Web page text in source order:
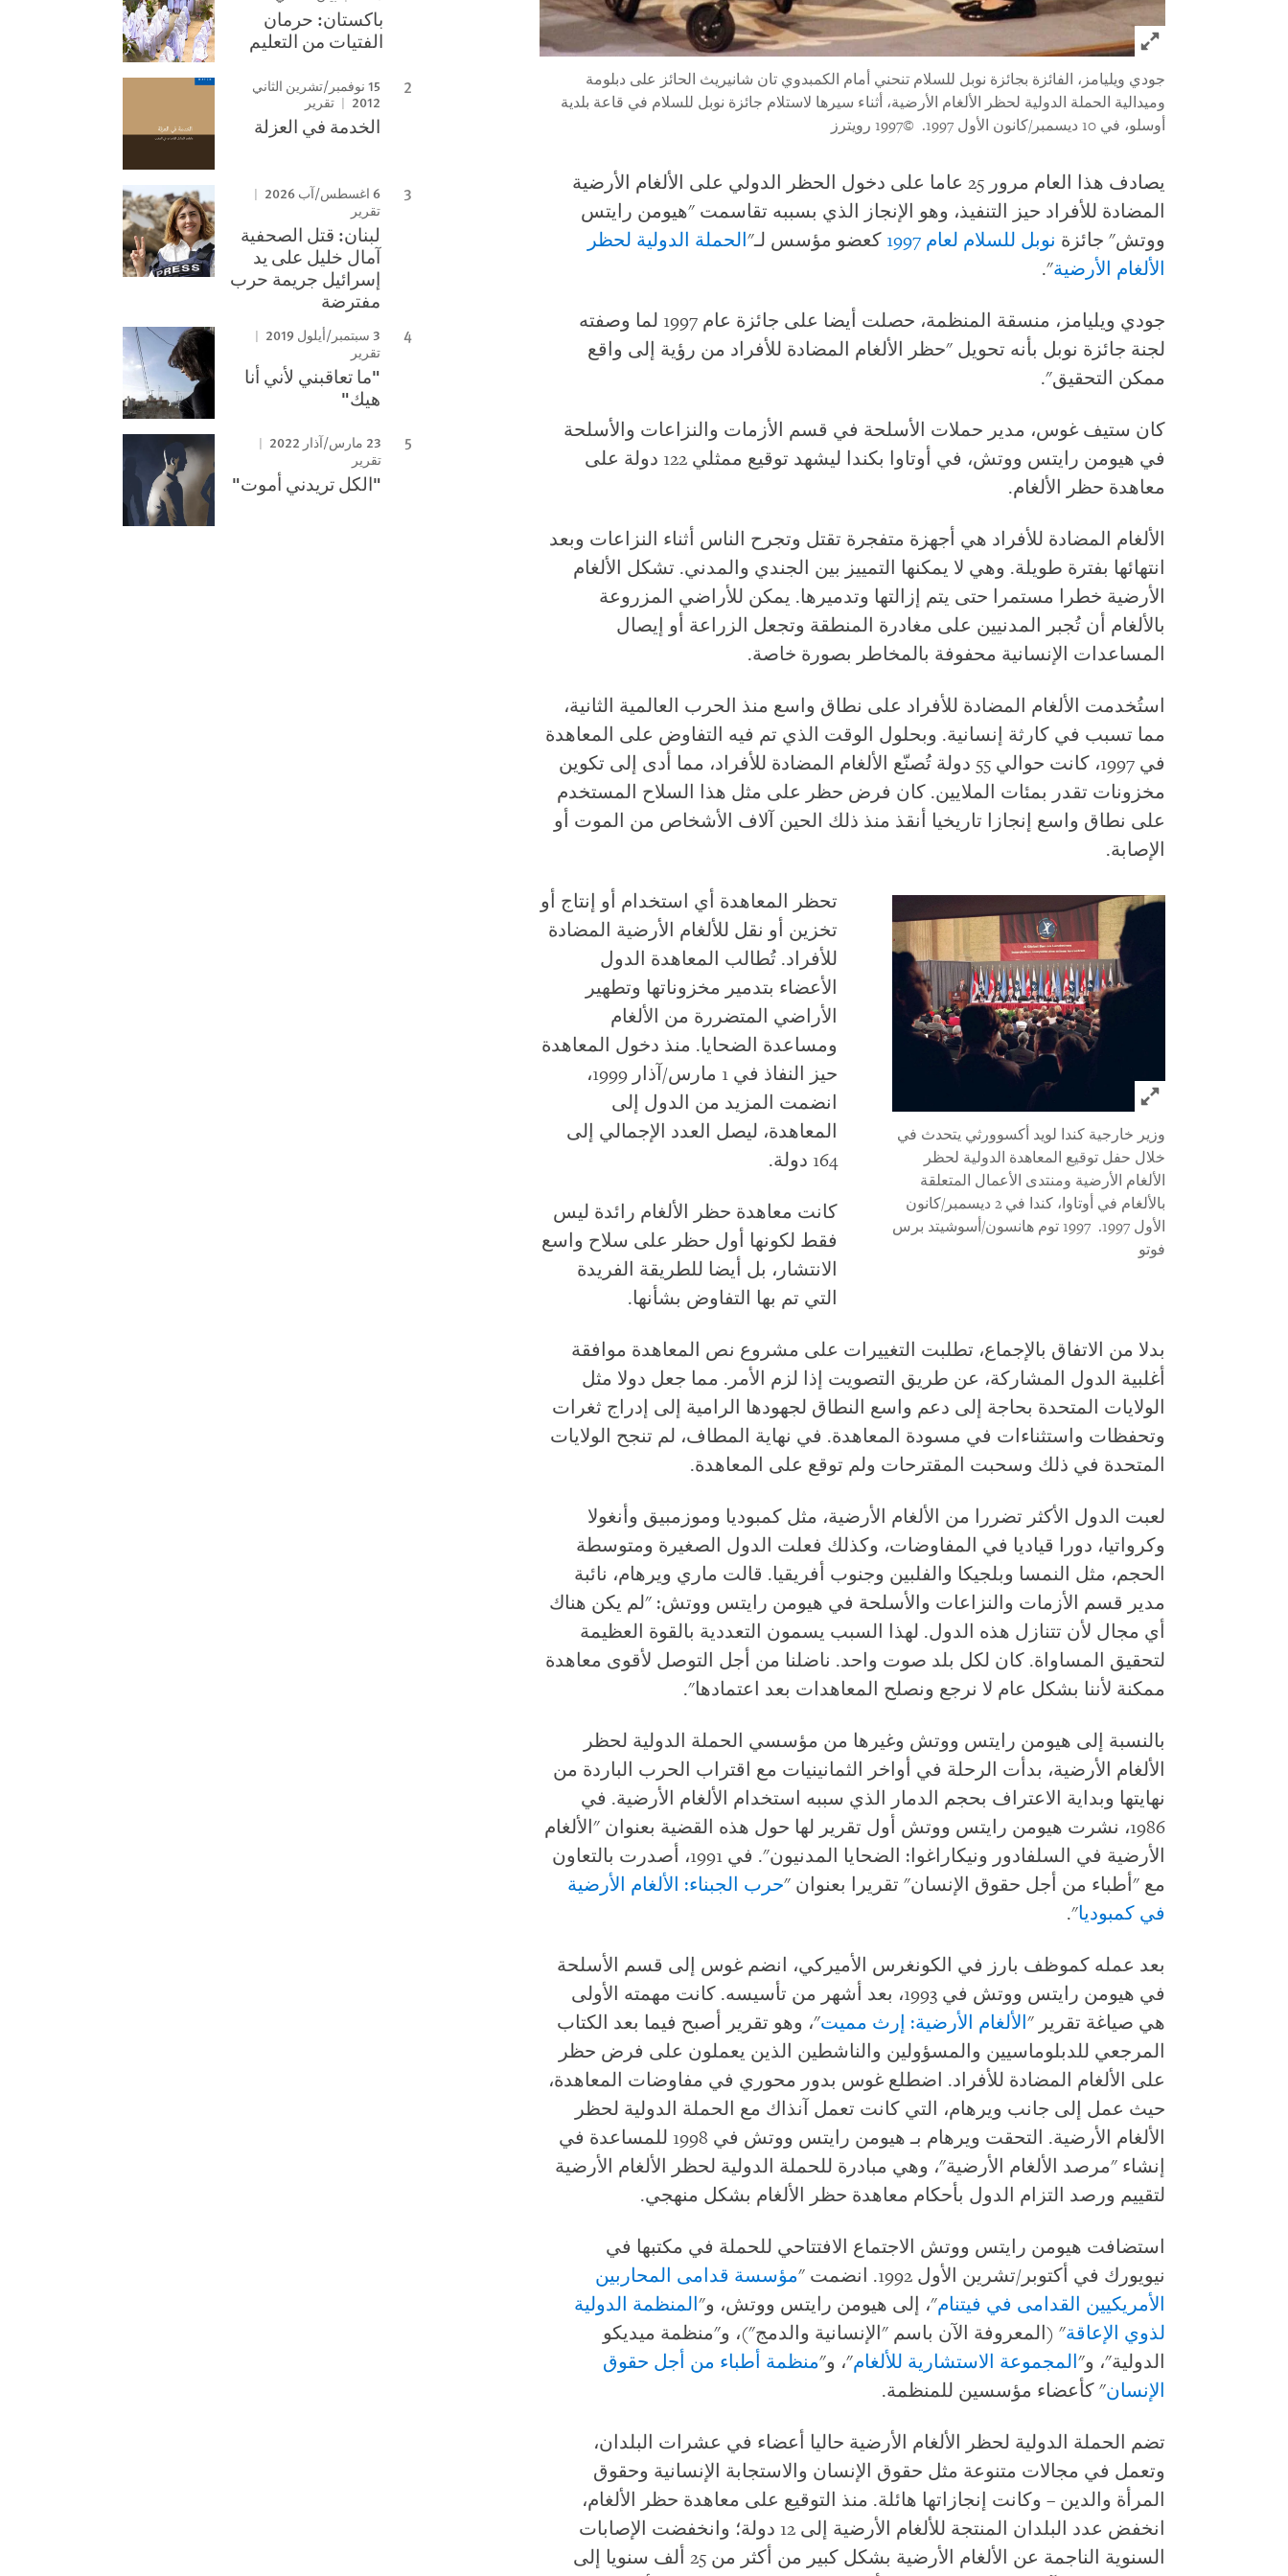
Click to expand Image
جودي ويليامز، الفائزة بجائزة نوبل للسلام تنحني أمام الكمبدوي تان شانيريث الحائز على دبلومة
وميدالية الحملة الدولية لحظر الألغام الأرضية، أثناء سيرها لاستلام جائزة نوبل للسلام في قاعة بلدية
أوسلو، في 10 ديسمبر/كانون الأول 1997.
©1997 رويترز
يصادف هذا العام مرور 25 عاما على دخول الحظر الدولي على الألغام الأرضية
المضادة للأفراد حيز التنفيذ، وهو الإنجاز الذي بسببه تقاسمت "هيومن رايتس
ووتش" جائزة نوبل للسلام لعام 1997 كعضو مؤسس لـ"الحملة الدولية لحظر
الألغام الأرضية".
جودي ويليامز، منسقة المنظمة، حصلت أيضا على جائزة عام 1997 لما وصفته
لجنة جائزة نوبل بأنه تحويل "حظر الألغام المضادة للأفراد من رؤية إلى واقع
ممكن التحقيق".
كان ستيف غوس، مدير حملات الأسلحة في قسم الأزمات والنزاعات والأسلحة
في هيومن رايتس ووتش، في أوتاوا بكندا ليشهد توقيع ممثلي 122 دولة على
معاهدة حظر الألغام.
الألغام المضادة للأفراد هي أجهزة متفجرة تقتل وتجرح الناس أثناء النزاعات وبعد
انتهائها بفترة طويلة. وهي لا يمكنها التمييز بين الجندي والمدني. تشكل الألغام
الأرضية خطرا مستمرا حتى يتم إزالتها وتدميرها. يمكن للأراضي المزروعة
بالألغام أن تُجبر المدنيين على مغادرة المنطقة وتجعل الزراعة أو إيصال
المساعدات الإنسانية محفوفة بالمخاطر بصورة خاصة.
استُخدمت الألغام المضادة للأفراد على نطاق واسع منذ الحرب العالمية الثانية،
مما تسبب في كارثة إنسانية. وبحلول الوقت الذي تم فيه التفاوض على المعاهدة
في 1997، كانت حوالي 55 دولة تُصنّع الألغام المضادة للأفراد، مما أدى إلى تكوين
مخزونات تقدر بمئات الملايين. كان فرض حظر على مثل هذا السلاح المستخدم
على نطاق واسع إنجازا تاريخيا أنقذ منذ ذلك الحين آلاف الأشخاص من الموت أو
الإصابة.
Click to expand Image
وزير خارجية كندا لويد أكسوورثي يتحدث في
خلال حفل توقيع المعاهدة الدولية لحظر
الألغام الأرضية ومنتدى الأعمال المتعلقة
بالألغام في أوتاوا، كندا في 2 ديسمبر/كانون
الأول 1997.
1997 توم هانسون/أسوشيتد برس
فوتو
تحظر المعاهدة أي استخدام أو إنتاج أو
تخزين أو نقل للألغام الأرضية المضادة
للأفراد. تُطالب المعاهدة الدول
الأعضاء بتدمير مخزوناتها وتطهير
الأراضي المتضررة من الألغام
ومساعدة الضحايا. منذ دخول المعاهدة
حيز النفاذ في 1 مارس/آذار 1999،
انضمت المزيد من الدول إلى
المعاهدة، ليصل العدد الإجمالي إلى
164 دولة.
كانت معاهدة حظر الألغام رائدة ليس
فقط لكونها أول حظر على سلاح واسع
الانتشار، بل أيضا للطريقة الفريدة
التي تم بها التفاوض بشأنها.
بدلا من الاتفاق بالإجماع، تطلبت التغييرات على مشروع نص المعاهدة موافقة
أغلبية الدول المشاركة، عن طريق التصويت إذا لزم الأمر. مما جعل دولا مثل
الولايات المتحدة بحاجة إلى دعم واسع النطاق لجهودها الرامية إلى إدراج ثغرات
وتحفظات واستثناءات في مسودة المعاهدة. في نهاية المطاف، لم تنجح الولايات
المتحدة في ذلك وسحبت المقترحات ولم توقع على المعاهدة.
لعبت الدول الأكثر تضررا من الألغام الأرضية، مثل كمبوديا وموزمبيق وأنغولا
وكرواتيا، دورا قياديا في المفاوضات، وكذلك فعلت الدول الصغيرة ومتوسطة
الحجم، مثل النمسا وبلجيكا والفلبين وجنوب أفريقيا. قالت ماري ويرهام، نائبة
مدير قسم الأزمات والنزاعات والأسلحة في هيومن رايتس ووتش: "لم يكن هناك
أي مجال لأن تتنازل هذه الدول. لهذا السبب يسمون التعددية بالقوة العظيمة
لتحقيق المساواة. كان لكل بلد صوت واحد. ناضلنا من أجل التوصل لأقوى معاهدة
ممكنة لأننا بشكل عام لا نرجع ونصلح المعاهدات بعد اعتمادها".
بالنسبة إلى هيومن رايتس ووتش وغيرها من مؤسسي الحملة الدولية لحظر
الألغام الأرضية، بدأت الرحلة في أواخر الثمانينيات مع اقتراب الحرب الباردة من
نهايتها وبداية الاعتراف بحجم الدمار الذي سببه استخدام الألغام الأرضية. في
1986، نشرت هيومن رايتس ووتش أول تقرير لها حول هذه القضية بعنوان "الألغام
الأرضية في السلفادور ونيكاراغوا: الضحايا المدنيون". في 1991، أصدرت بالتعاون
مع "أطباء من أجل حقوق الإنسان" تقريرا بعنوان "حرب الجبناء: الألغام الأرضية
في كمبوديا".
بعد عمله كموظف بارز في الكونغرس الأميركي، انضم غوس إلى قسم الأسلحة
في هيومن رايتس ووتش في 1993، بعد أشهر من تأسيسه. كانت مهمته الأولى
هي صياغة تقرير "الألغام الأرضية: إرث مميت"، وهو تقرير أصبح فيما بعد الكتاب
المرجعي للدبلوماسيين والمسؤولين والناشطين الذين يعملون على فرض حظر
على الألغام المضادة للأفراد. اضطلع غوس بدور محوري في مفاوضات المعاهدة،
حيث عمل إلى جانب ويرهام، التي كانت تعمل آنذاك مع الحملة الدولية لحظر
الألغام الأرضية. التحقت ويرهام بـ هيومن رايتس ووتش في 1998 للمساعدة في
إنشاء "مرصد الألغام الأرضية"، وهي مبادرة للحملة الدولية لحظر الألغام الأرضية
لتقييم ورصد التزام الدول بأحكام معاهدة حظر الألغام بشكل منهجي.
استضافت هيومن رايتس ووتش الاجتماع الافتتاحي للحملة في مكتبها في
نيويورك في أكتوبر/تشرين الأول 1992. انضمت "
مؤسسة قدامى المحاربين
الأمريكيين القدامى في فيتنام"، إلى هيومن رايتس ووتش، و"المنظمة الدولية
لذوي الإعاقة" (المعروفة الآن باسم "الإنسانية والدمج")، و"منظمة ميديكو
الدولية"، و"المجموعة الاستشارية للألغام"، و"منظمة أطباء من أجل حقوق
الإنسان" كأعضاء مؤسسين للمنظمة.
تضم الحملة الدولية لحظر الألغام الأرضية حاليا أعضاء في عشرات البلدان،
وتعمل في مجالات متنوعة مثل حقوق الإنسان والاستجابة الإنسانية وحقوق
المرأة والدين – وكانت إنجازاتها هائلة. منذ التوقيع على معاهدة حظر الألغام،
انخفض عدد البلدان المنتجة للألغام الأرضية إلى 12 دولة؛ وانخفضت الإصابات
السنوية الناجمة عن الألغام الأرضية بشكل كبير من أكثر من 25 ألف سنويا إلى
باكستان: حرمان
الفتيات من التعليم
15 نوفمبر/تشرين الثاني
2012
تقرير
الخدمة في العزلة
6 اغسطس/آب 2026
تقرير
لبنان: قتل الصحفية
آمال خليل على يد
إسرائيل جريمة حرب
مفترضة
3 سبتمبر/أيلول 2019
تقرير
"ما تعاقبني لأني أنا
هيك"
23 مارس/آذار 2022
تقرير
"الكل تريدني أموت"